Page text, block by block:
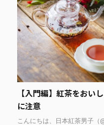
【入門編】紅茶をおい
に注意
こんにちは、日本紅茶男子（